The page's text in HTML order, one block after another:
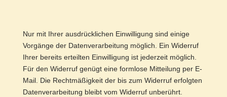
Nur mit Ihrer ausdrücklichen Einwilligung sind einige
Vorgänge der Datenverarbeitung möglich. Ein Widerruf
Ihrer bereits erteilten Einwilligung ist jederzeit möglich.
Für den Widerruf genügt eine formlose Mitteilung per E-
Mail. Die Rechtmäßigkeit der bis zum Widerruf erfolgten
Datenverarbeitung bleibt vom Widerruf unberührt.